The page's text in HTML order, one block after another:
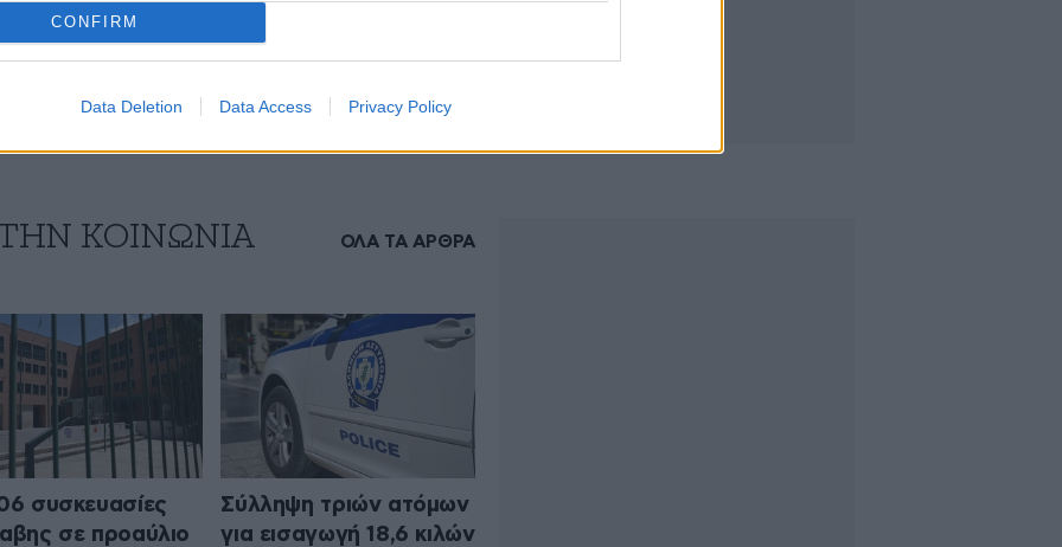
CONFIRM
Data Deletion Data Access Privacy Policy
Αρείου Πάγου Ευάγγελο Ζαχαρή, που
διαβίβαση της.
ΚΟΙΝΩΝΙΑ ΟΛΑ ΤΑ ΑΡΘΡΑ
συσκευασίες
σε προαύλιο
Σύλληψη τριών ατόμων
για εισαγωγή 18,6 κιλών